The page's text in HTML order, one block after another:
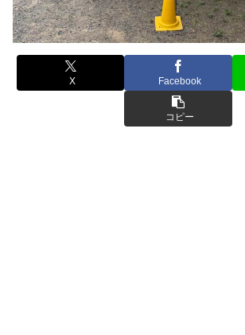
X Facebook
コピー